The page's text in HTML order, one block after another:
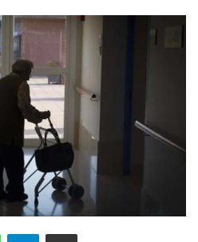
WhatsAppTelegramCompartir via Email